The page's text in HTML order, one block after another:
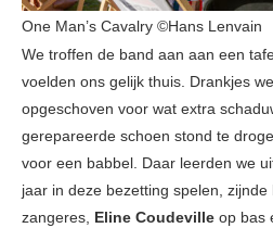
One Man’s Cavalry ©Hans Lenvain
We troffen de band aan aan een
voelden ons gelijk thuis. Drankjes
opgeschoven voor wat extra
gerepareerde schoen stond te
voor een babbel. Daar leerden we
jaar in deze bezetting spelen, zijnde
zangeres, Eline Coudeville op bas